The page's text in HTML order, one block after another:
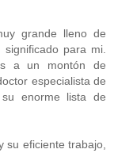
grande lleno de
para mi.
a un montón de
especialista de
su enorme lista de
su eficiente trabajo,